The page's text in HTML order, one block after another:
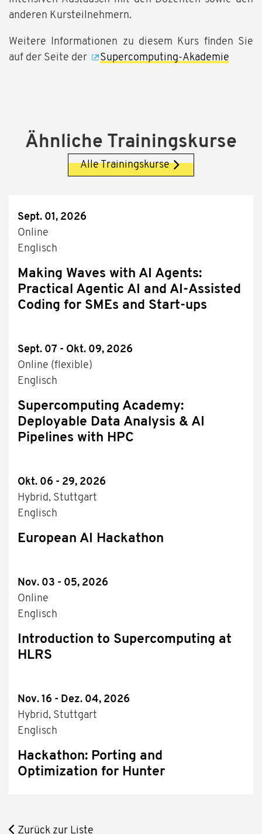
anderen Kursteilnehmern.
Weitere Informationen zu diesem Kurs finden Sie
auf der Seite der
Supercomputing-Akademie
Ähnliche Trainingskurse
Alle Trainingskurse
Sept. 01, 2026
Online
Englisch
Making Waves with AI Agents:
Practical Agentic AI and AI-Assisted
Coding for SMEs and Start-ups
Sept. 07 - Okt. 09, 2026
Online (flexible)
Englisch
Supercomputing Academy:
Deployable Data Analysis & AI
Pipelines with HPC
Okt. 06 - 29, 2026
Hybrid, Stuttgart
Englisch
European AI Hackathon
Nov. 03 - 05, 2026
Online
Englisch
Introduction to Supercomputing at
HLRS
Nov. 16 - Dez. 04, 2026
Hybrid, Stuttgart
Englisch
Hackathon: Porting and
Optimization for Hunter
Zurück zur Liste